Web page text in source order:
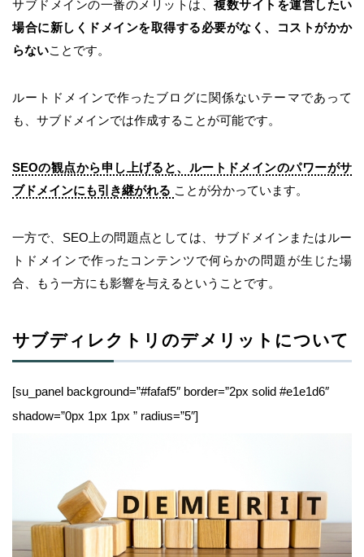
サブドメインの一番のメリットは、 複数サイトを運営したい
場合に新しくドメインを取得する必要がなく、コストがかか
らないことです。
ルートドメインで作ったブログに関係ないテーマであって
も、サブドメインでは作成することが可能です。
SEOの観点から申し上げると、ルートドメインのパワーがサ
ブドメインにも引き継がれる ことが分かっています。
一方で、SEO上の問題点としては、サブドメインまたはルー
トドメインで作ったコンテンツで何らかの問題が生じた場
合、もう一方にも影響を与えるということです。
サブディレクトリのデメリットについて
[su_panel background=”#fafaf5″ border=”2px solid #e1e1d6″
shadow=”0px 1px 1px ” radius=”5″]